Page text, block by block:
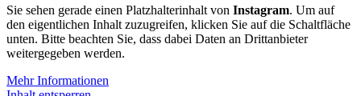
Sie sehen gerade einen Platzhalterinhalt von Instagram. Um auf
den eigentlichen Inhalt zuzugreifen, klicken Sie auf die Schaltfläche
unten. Bitte beachten Sie, dass dabei Daten an Drittanbieter
weitergegeben werden.
Mehr Informationen